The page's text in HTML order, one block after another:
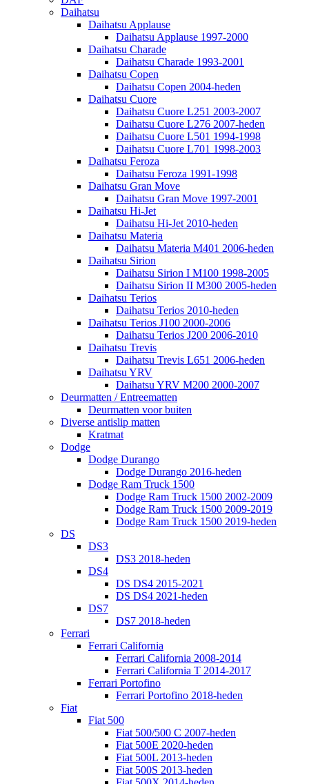
Daihatsu
Daihatsu Applause
Daihatsu Applause 1997-2000
Daihatsu Charade
Daihatsu Charade 1993-2001
Daihatsu Copen
Daihatsu Copen 2004-heden
Daihatsu Cuore
Daihatsu Cuore L251 2003-2007
Daihatsu Cuore L276 2007-heden
Daihatsu Cuore L501 1994-1998
Daihatsu Cuore L701 1998-2003
Daihatsu Feroza
Daihatsu Feroza 1991-1998
Daihatsu Gran Move
Daihatsu Gran Move 1997-2001
Daihatsu Hi-Jet
Daihatsu Hi-Jet 2010-heden
Daihatsu Materia
Daihatsu Materia M401 2006-heden
Daihatsu Sirion
Daihatsu Sirion I M100 1998-2005
Daihatsu Sirion II M300 2005-heden
Daihatsu Terios
Daihatsu Terios 2010-heden
Daihatsu Terios J100 2000-2006
Daihatsu Terios J200 2006-2010
Daihatsu Trevis
Daihatsu Trevis L651 2006-heden
Daihatsu YRV
Daihatsu YRV M200 2000-2007
Deurmatten / Entreematten
Deurmatten voor buiten
Diverse antislip matten
Kratmat
Dodge
Dodge Durango
Dodge Durango 2016-heden
Dodge Ram Truck 1500
Dodge Ram Truck 1500 2002-2009
Dodge Ram Truck 1500 2009-2019
Dodge Ram Truck 1500 2019-heden
DS
DS3
DS3 2018-heden
DS4
DS DS4 2015-2021
DS DS4 2021-heden
DS7
DS7 2018-heden
Ferrari
Ferrari California
Ferrari California 2008-2014
Ferrari California T 2014-2017
Ferrari Portofino
Ferrari Portofino 2018-heden
Fiat
Fiat 500
Fiat 500/500 C 2007-heden
Fiat 500E 2020-heden
Fiat 500L 2013-heden
Fiat 500S 2013-heden